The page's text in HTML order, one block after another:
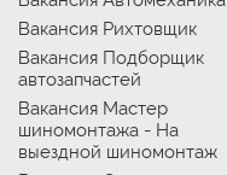
Вакансия Рихтовщик
Вакансия Подборщик
автозапчастей
Вакансия Мастер
шиномонтажа - На
выездной шиномонтаж